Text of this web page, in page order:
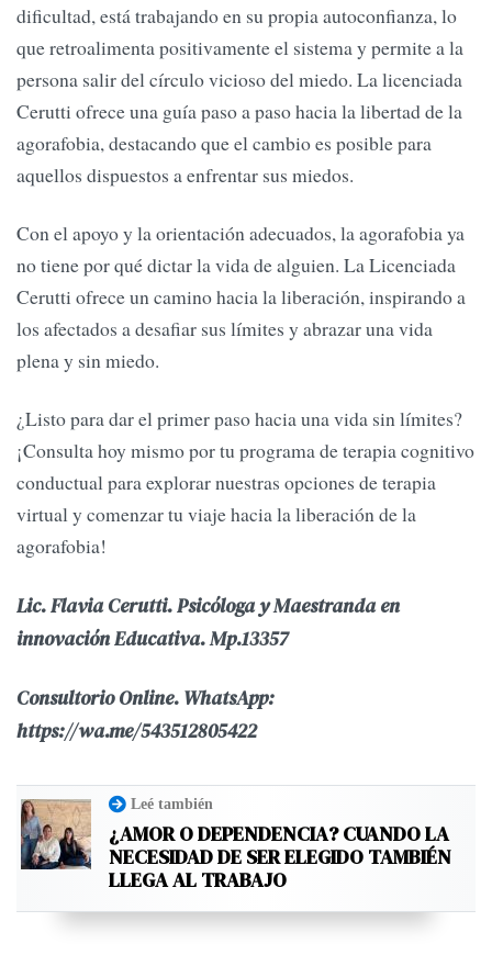
dificultad, está trabajando en su propia autoconfianza, lo
que retroalimenta positivamente el sistema y permite a la
persona salir del círculo vicioso del miedo. La licenciada
Cerutti ofrece una guía paso a paso hacia la libertad de la
agorafobia, destacando que el cambio es posible para
aquellos dispuestos a enfrentar sus miedos.
Con el apoyo y la orientación adecuados, la agorafobia ya
no tiene por qué dictar la vida de alguien. La Licenciada
Cerutti ofrece un camino hacia la liberación, inspirando a
los afectados a desafiar sus límites y abrazar una vida
plena y sin miedo.
¿Listo para dar el primer paso hacia una vida sin límites?
¡Consulta hoy mismo por tu programa de terapia cognitivo
conductual para explorar nuestras opciones de terapia
virtual y comenzar tu viaje hacia la liberación de la
agorafobia!
Lic. Flavia Cerutti. Psicóloga y Maestranda en
innovación Educativa. Mp.13357
Consultorio Online. WhatsApp:
https://wa.me/543512805422
Leé también
¿AMOR O DEPENDENCIA? CUANDO LA
NECESIDAD DE SER ELEGIDO TAMBIÉN
LLEGA AL TRABAJO